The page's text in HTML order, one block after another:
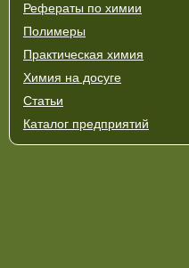
Рефераты по химии
Полимеры
Практическая химия
Химия на досуге
Статьи
Каталог предприятий